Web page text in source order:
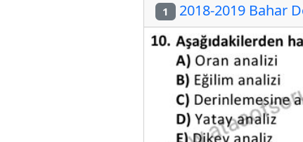
1 2018-2019 Bahar